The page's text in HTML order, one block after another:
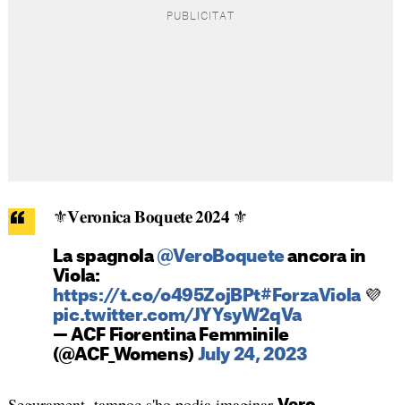
⚜️𝐕𝐞𝐫𝐨𝐧𝐢𝐜𝐚 𝐁𝐨𝐪𝐮𝐞𝐭𝐞 𝟐𝟎𝟐𝟒 ⚜️
La spagnola @VeroBoqueteancora in
Viola:
https://t.co/o495ZojBPt#ForzaViola💜
pic.twitter.com/JYYsyW2qVa
— ACF Fiorentina Femminile
(@ACF_Womens) July 24, 2023